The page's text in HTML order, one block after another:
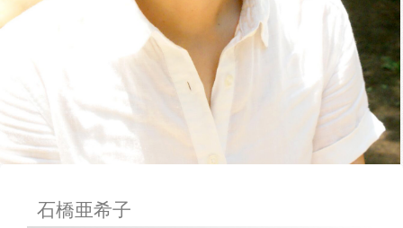
石橋亜希子